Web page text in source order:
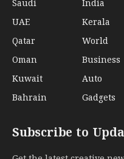
Saudi
UAE
Qatar
Oman
Kuwait
Bahrain
India
Kerala
World
Business
Auto
Gadgets
Subscribe to